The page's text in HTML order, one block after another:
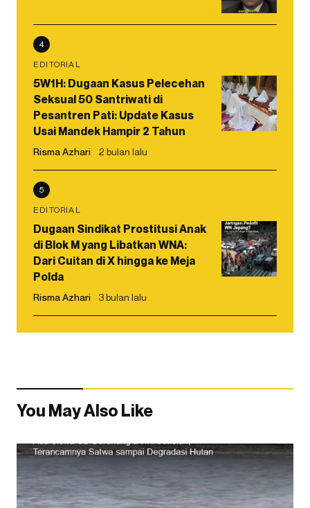
4
EDITORIAL
5W1H: Dugaan Kasus Pelecehan
Seksual 50 Santriwati di
Pesantren Pati: Update Kasus
Usai Mandek Hampir 2 Tahun
Risma Azhari 2 bulan lalu
5
EDITORIAL
Dugaan Sindikat Prostitusi Anak
di Blok M yang Libatkan WNA:
Dari Cuitan di X hingga ke Meja
Polda
Risma Azhari 3 bulan lalu
You May Also Like